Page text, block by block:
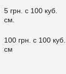
5 грн. с 100 куб.
см.
100 грн. с 100 куб.
см